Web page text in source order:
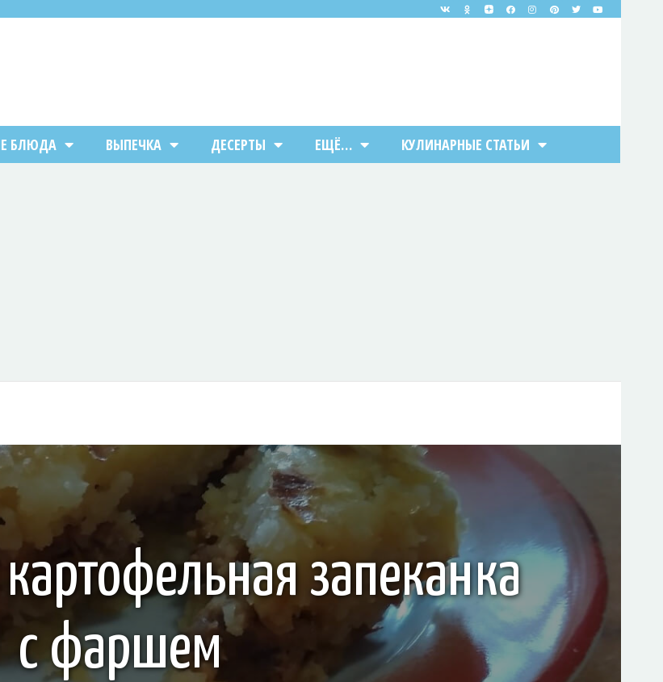
БЛЮДА ВЫПЕЧКА ДЕСЕРТЫ ЕЩЁ… КУЛИНАРНЫЕ СТАТЬИ
запеканка
с фаршем